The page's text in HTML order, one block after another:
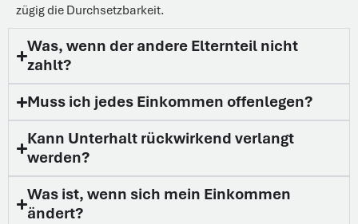
zügig die Durchsetzbarkeit.
Was, wenn der andere Elternteil nicht
zahlt?
Muss ich jedes Einkommen offenlegen?
Kann Unterhalt rückwirkend verlangt
werden?
Was ist, wenn sich mein Einkommen
ändert?